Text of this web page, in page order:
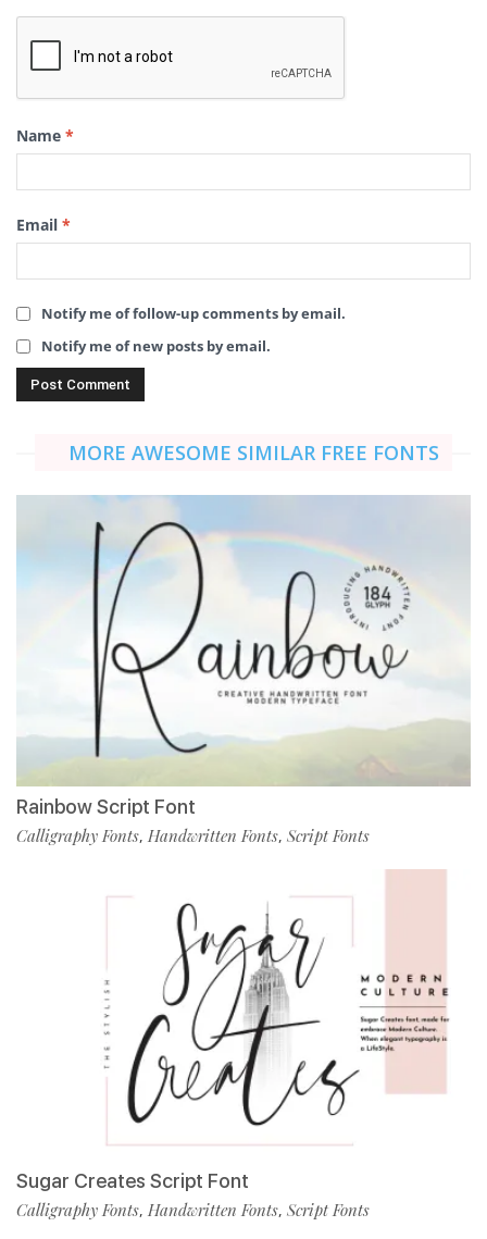
Name *
Email *
Notify me of follow-up comments by email.
Notify me of new posts by email.
MORE AWESOME SIMILAR FREE FONTS
Rainbow Script Font
Calligraphy Fonts, Handwritten Fonts, Script Fonts
Sugar Creates Script Font
Calligraphy Fonts, Handwritten Fonts, Script Fonts